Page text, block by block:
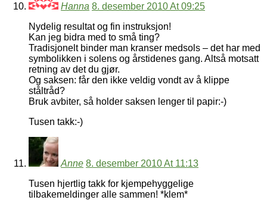
Hanna 8. desember 2010 At 09:25
Nydelig resultat og fin instruksjon!
Kan jeg bidra med to små ting?
Tradisjonelt binder man kranser medsols – det har med
symbolikken i solens og årstidenes gang. Altså motsatt
retning av det du gjør.
Og saksen: får den ikke veldig vondt av å klippe
ståltråd?
Bruk avbiter, så holder saksen lenger til papir:-)
Tusen takk:-)
Anne 8. desember 2010 At 11:13
Tusen hjertlig takk for kjempehyggelige
tilbakemeldinger alle sammen! *klem*